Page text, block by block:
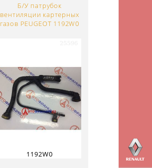
Б/У патрубок
вентиляции картерных
газов PEUGEOT 1192W0
1192W0